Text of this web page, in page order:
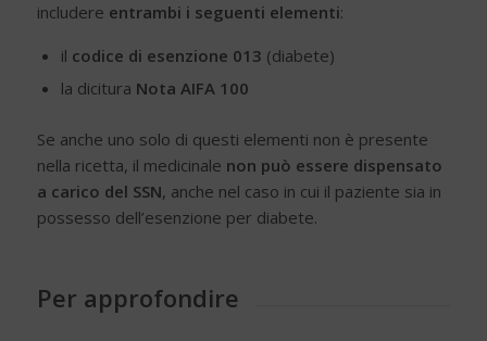
includere entrambi i seguenti elementi:
il codice di esenzione 013 (diabete)
la dicitura Nota AIFA 100
Se anche uno solo di questi elementi non è presente
nella ricetta, il medicinale non può essere dispensato
a carico del SSN, anche nel caso in cui il paziente sia in
possesso dell’esenzione per diabete.
Per approfondire